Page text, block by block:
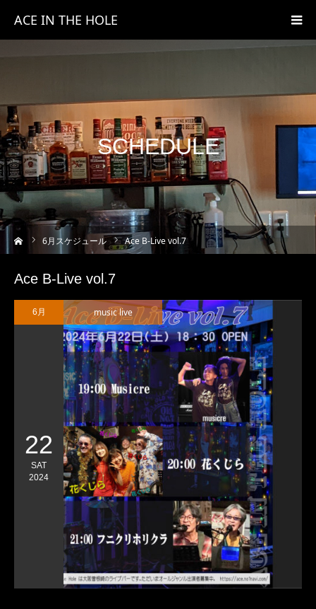
ACE IN THE HOLE
SCHEDULE
6月スケジュール Ace B-Live vol.7
Ace B-Live vol.7
6月
22
SAT
2024
music live